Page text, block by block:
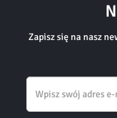
Zapisz się na nasz